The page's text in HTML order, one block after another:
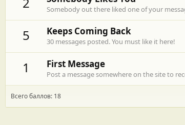
Somebody out there liked one of your
5 Keeps Coming Back
30 messages posted. You must like it here!
1 First Message
Post a message somewhere on the site to
Всего баллов: 18